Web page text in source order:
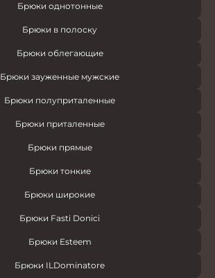
Брюки однотонные
Брюки в полоску
Брюки облегающие
Брюки зауженные мужские
Брюки полуприталенные
Брюки приталенные
Брюки прямые
Брюки тонкие
Брюки широкие
Брюки Fasti Donici
Брюки Esteem
Брюки ILDominatore